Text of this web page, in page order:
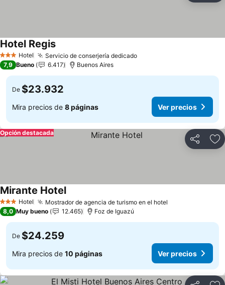
3 Estrellas
Hotel Servicio de conserjería dedicado
Hotel Regis
7,9 Bueno 6.417 Buenos Aires
De $23.932
Mira precios de 8 páginas Ver precios
Compartir
Opción destacada
3 Estrellas
Hotel Mostrador de agencia de turismo en el hotel
Mirante Hotel
8,0 Muy bueno 12.465 Foz de Iguazú
De $24.259
Mira precios de 10 páginas Ver precios